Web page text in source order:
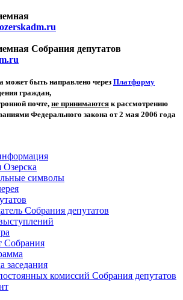
Собрания депутатов
быть направлено через Платформу
граждан,
почте, не принимаются к рассмотрению
Федерального закона от 2 мая 2006 года
Озерска
символы
Собрания депутатов
Собрания
заседания
комиссий Собрания депутатов